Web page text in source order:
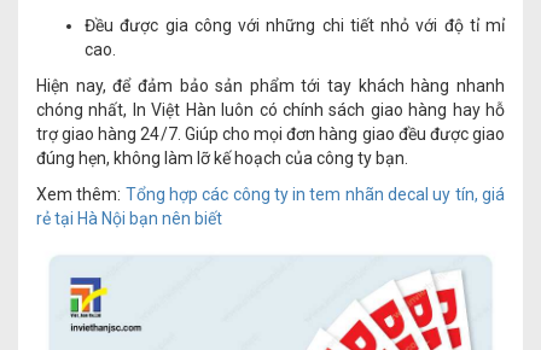
Đều được gia công với những chi tiết nhỏ với độ tỉ mỉ
cao.
Hiện nay, để đảm bảo sản phẩm tới tay khách hàng nhanh
chóng nhất, In Việt Hàn luôn có chính sách giao hàng hay hỗ
trợ giao hàng 24/7. Giúp cho mọi đơn hàng giao đều được giao
đúng hẹn, không làm lỡ kế hoạch của công ty bạn.
Xem thêm: Tổng hợp các công ty in tem nhãn decal uy tín, giá
rẻ tại Hà Nội bạn nên biết